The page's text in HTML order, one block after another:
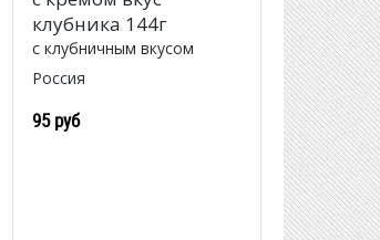
клубника 144г
с клубничным вкусом
Россия
95 руб